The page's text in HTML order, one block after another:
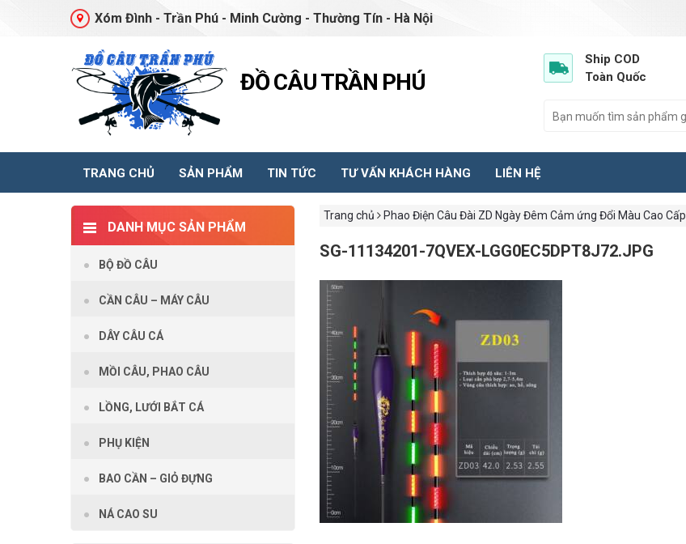
Xóm Đình - Trần Phú - Minh Cường - Thường Tín - Hà Nội
ĐỒ CÂU TRẦN PHÚ
Ship COD
Toàn Quốc
TRANG CHỦ SẢN PHẨM TIN TỨC TƯ VẤN KHÁCH HÀNG LIÊN HỆ
Trang chủ Phao Điện Câu Đài ZD Ngày Đêm Cảm ứng Đổi Màu Cao Cấp
SG-11134201-7QVEX-LGG0EC5DPT8J72.JPG
DANH MỤC SẢN PHẨM
BỘ ĐỒ CÂU
CẦN CÂU – MÁY CÂU
DÂY CÂU CÁ
MỒI CÂU, PHAO CÂU
LỒNG, LƯỚI BẮT CÁ
PHỤ KIỆN
BAO CẦN – GIỎ ĐỰNG
NÁ CAO SU